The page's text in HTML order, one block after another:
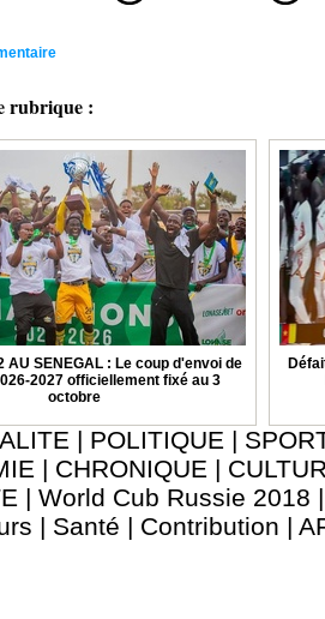
rubrique :
AU SENEGAL : Le coup d'envoi de
2027 officiellement fixé au 3
octobre
| POLITIQUE |
| CHRONIQUE |
| World Cub Russie 2018 |
| Santé | Contribution |